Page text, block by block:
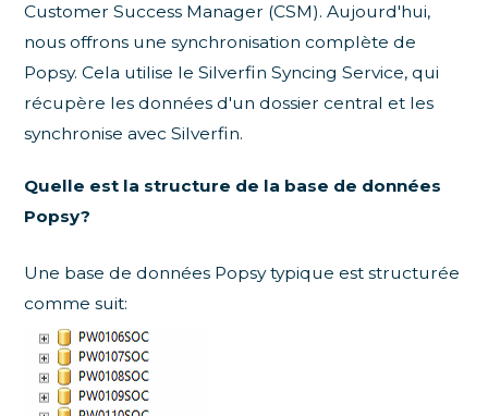
Customer Success Manager (CSM). Aujourd'hui,
nous offrons une synchronisation complète de
Popsy. Cela utilise le Silverfin Syncing Service, qui
récupère les données d'un dossier central et les
synchronise avec Silverfin.
Quelle est la structure de la base de données
Popsy?
Une base de données Popsy typique est structurée
comme suit: